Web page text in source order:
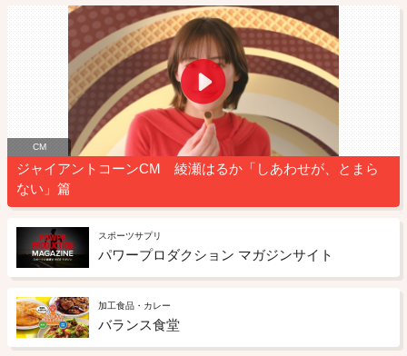
CM
ジャイアントコーンCM 綾瀬はるか「しあわせが、とまら
ない」篇
スポーツサプリ
パワープロダクション マガジンサイト
加工食品・カレー
バランス食堂